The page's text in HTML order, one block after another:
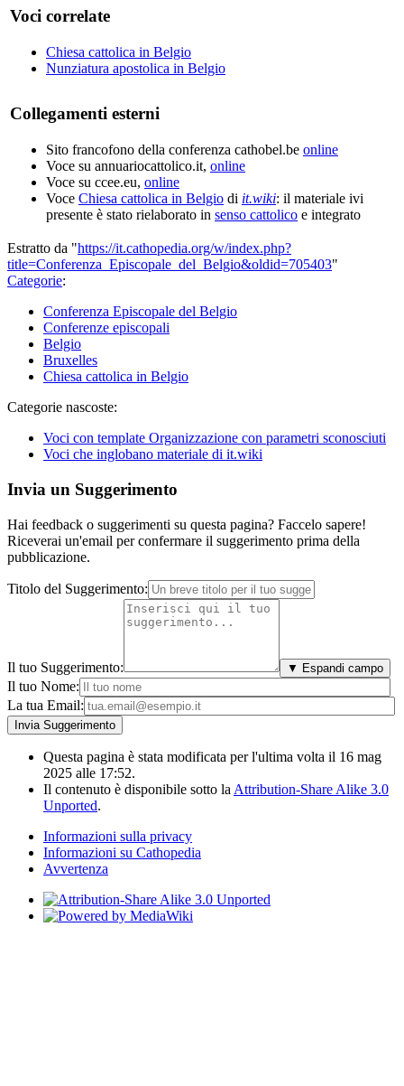
Voci correlate
Chiesa cattolica in Belgio
Nunziatura apostolica in Belgio
Collegamenti esterni
Sito francofono della conferenza cathobel.be online
Voce su annuariocattolico.it, online
Voce su ccee.eu, online
Voce Chiesa cattolica in Belgio di it.wiki: il materiale ivi
presente è stato rielaborato in senso cattolico e integrato
Estratto da "https://it.cathopedia.org/w/index.php?
title=Conferenza_Episcopale_del_Belgio&oldid=705403"
Categorie:
Conferenza Episcopale del Belgio
Conferenze episcopali
Belgio
Bruxelles
Chiesa cattolica in Belgio
Categorie nascoste:
Voci con template Organizzazione con parametri sconosciuti
Voci che inglobano materiale di it.wiki
Invia un Suggerimento
Hai feedback o suggerimenti su questa pagina? Faccelo sapere!
Riceverai un'email per confermare il suggerimento prima della
pubblicazione.
Titolo del Suggerimento:
Il tuo Suggerimento: ▼ Espandi campo
Il tuo Nome:
La tua Email:
Questa pagina è stata modificata per l'ultima volta il 16 mag
2025 alle 17:52.
Il contenuto è disponibile sotto la Attribution-Share Alike 3.0
Unported.
Informazioni sulla privacy
Informazioni su Cathopedia
Avvertenza